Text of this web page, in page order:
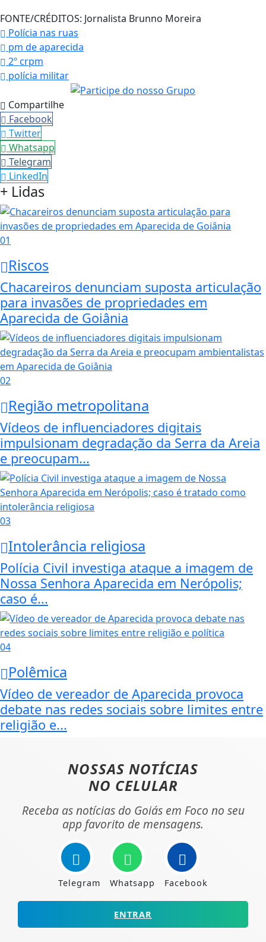
FONTE/CRÉDITOS: Jornalista Brunno Moreira
Polícia nas ruas
pm de aparecida
2º crpm
polícia militar
Compartilhe
Facebook
Twitter
Whatsapp
Telegram
LinkedIn
+ Lidas
01
Riscos
Chacareiros denunciam suposta articulação
para invasões de propriedades em
Aparecida de Goiânia
02
Região metropolitana
Vídeos de influenciadores digitais
impulsionam degradação da Serra da Areia
e preocupam...
03
Intolerância religiosa
Polícia Civil investiga ataque a imagem de
Nossa Senhora Aparecida em Nerópolis;
caso é...
04
Polêmica
Vídeo de vereador de Aparecida provoca
debate nas redes sociais sobre limites entre
religião e...
NOSSAS NOTÍCIAS
NO CELULAR
Receba as notícias do Goiás em Foco no seu
app favorito de mensagens.
Telegram Whatsapp Facebook
ENTRAR